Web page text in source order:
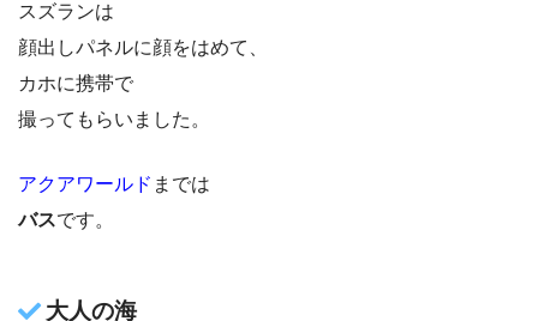
スズランは
顔出しパネルに顔をはめて、
カホに携帯で
撮ってもらいました。
アクアワールド までは
バスです。
大人の海